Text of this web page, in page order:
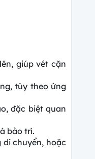
giúp vét cặn
tùy theo ứng
đặc biệt quan
bảo trì.
di chuyển, hoặc